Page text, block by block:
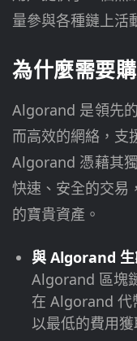
量參與各種鏈上活
為什麼需要
Algorand 是領先
而高效的網絡，支
Algorand 憑藉其
快速、安全的交易
的寶貴資產。
與 Algorand 生
Algorand 區塊
在 Algorand 代
以最低的費用